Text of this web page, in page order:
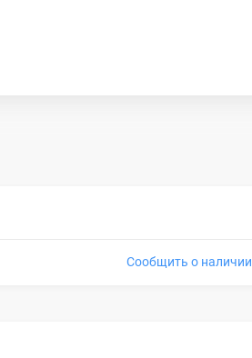
Сообщить о наличии